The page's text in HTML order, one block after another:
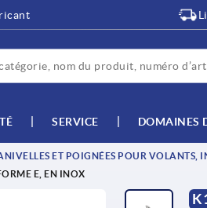
SERVICE DOMAINES
ET POIGNÉES POUR VOLANTS,
E, EN INOX